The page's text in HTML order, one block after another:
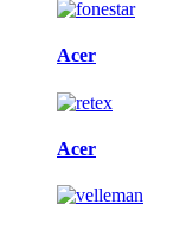
Acer
Acer